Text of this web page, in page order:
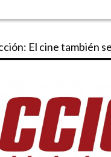
El cine también